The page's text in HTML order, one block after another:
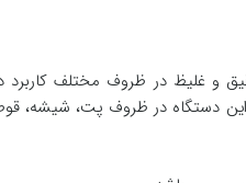
و غلیظ در ظروف مختلف کاربرد
این دستگاه در ظروف پت، شیشه،